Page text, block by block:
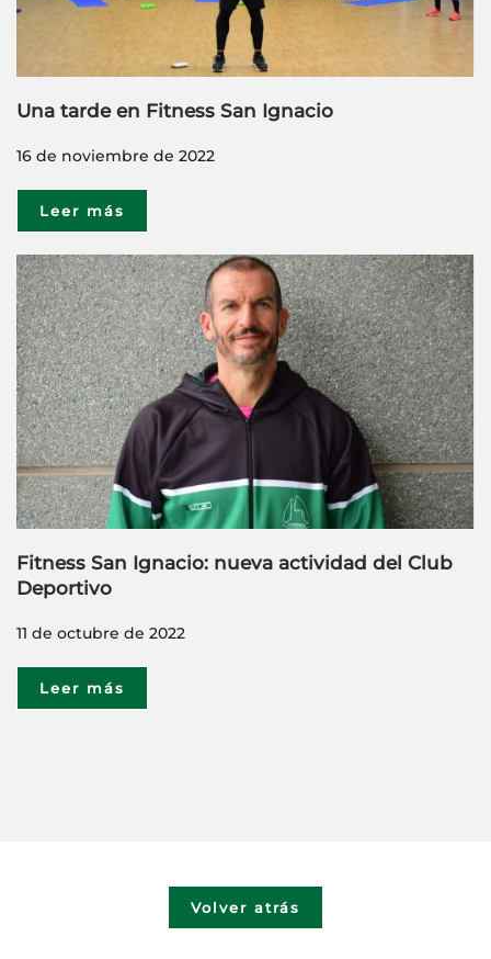
Una tarde en Fitness San Ignacio
16 de noviembre de 2022
Leer más
Fitness San Ignacio: nueva actividad del Club
Deportivo
11 de octubre de 2022
Leer más
Volver atrás